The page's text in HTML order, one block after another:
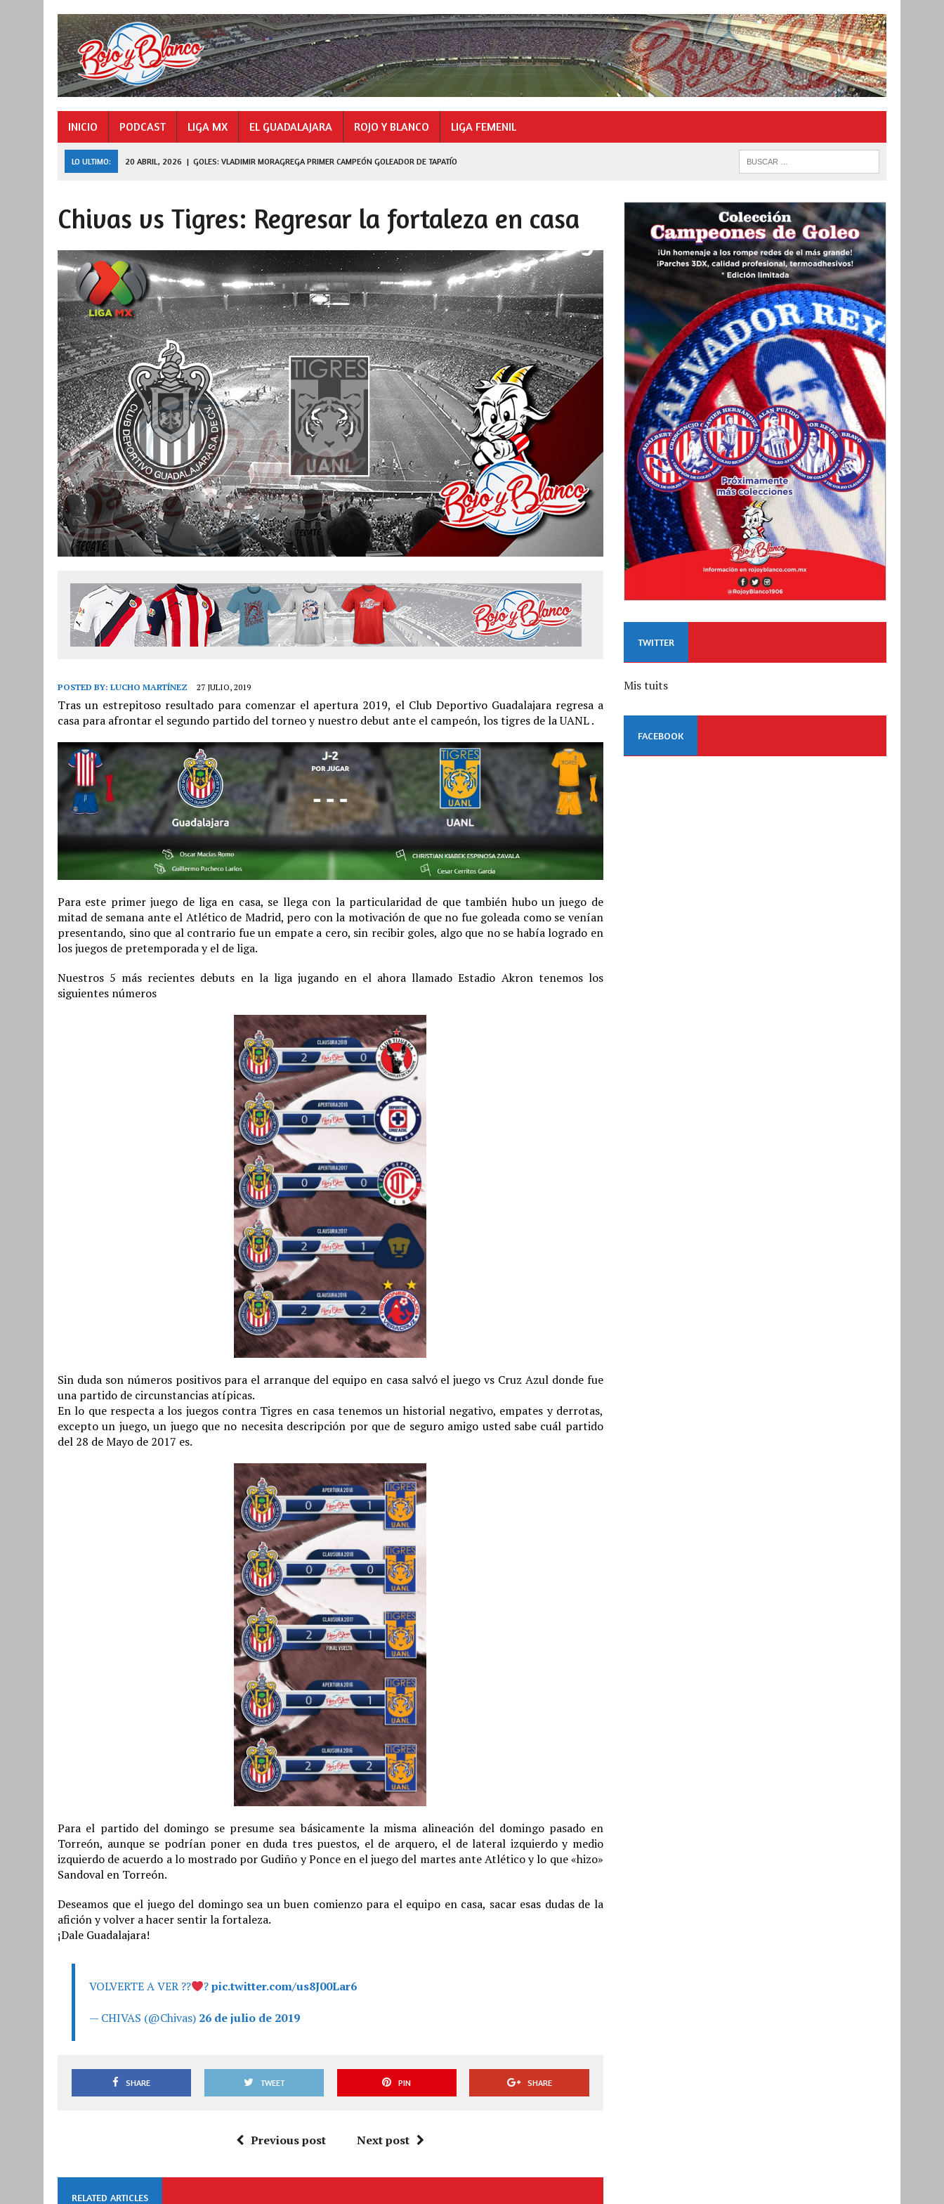
INICIO PODCAST LIGA MX EL GUADALAJARA ROJO Y BLANCO LIGA FEMENIL
LO ULTIMO: 20 ABRIL, 2026 | GOLES: VLADIMIR MORAGREGA PRIMER CAMPEÓN GOLEADOR DE TAPATÍO
27 JULIO, 2026 DE FERRAN A LEAGUES CUP
Chivas vs Tigres: Regresar la fortaleza en casa
POSTED BY: LUCHO MARTÍNEZ 27 JULIO, 2019
Tras un estrepitoso resultado para comenzar el apertura 2019, el Club Deportivo Guadalajara regresa a
casa para afrontar el segundo partido del torneo y nuestro debut ante el campeón, los tigres de la UANL .
Para este primer juego de liga en casa, se llega con la particularidad de que también hubo un juego de
mitad de semana ante el Atlético de Madrid, pero con la motivación de que no fue goleada como se venían
presentando, sino que al contrario fue un empate a cero, sin recibir goles, algo que no se había logrado en
los juegos de pretemporada y el de liga.
Nuestros 5 más recientes debuts en la liga jugando en el ahora llamado Estadio Akron tenemos los
siguientes números
Sin duda son números positivos para el arranque del equipo en casa salvó el juego vs Cruz Azul donde fue
una partido de circunstancias atípicas.
En lo que respecta a los juegos contra Tigres en casa tenemos un historial negativo, empates y derrotas,
excepto un juego, un juego que no necesita descripción por que de seguro amigo usted sabe cuál partido
del 28 de Mayo de 2017 es.
Para el partido del domingo se presume sea básicamente la misma alineación del domingo pasado en
Torreón, aunque se podrían poner en duda tres puestos, el de arquero, el de lateral izquierdo y medio
izquierdo de acuerdo a lo mostrado por Gudiño y Ponce en el juego del martes ante Atlético y lo que «hizo»
Sandoval en Torreón.
Deseamos que el juego del domingo sea un buen comienzo para el equipo en casa, sacar esas dudas de la
afición y volver a hacer sentir la fortaleza.
¡Dale Guadalajara!
VOLVERTE A VER ?? ?pic.twitter.com/us8J00Lar6
— CHIVAS (@Chivas) 26 de julio de 2019
SHARE TWEET PIN SHARE
Previous post Next post
RELATED ARTICLES
TWITTER
Mis tuits
FACEBOOK